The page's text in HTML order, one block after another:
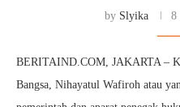
by Slyika 8
BERITAIND.COM, JAKARTA –
Bangsa, Nihayatul Wafiroh atau